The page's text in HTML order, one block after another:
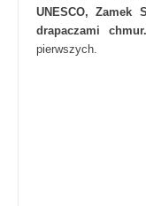
UNESCO, Zamek
drapaczami chmur.
pierwszych.